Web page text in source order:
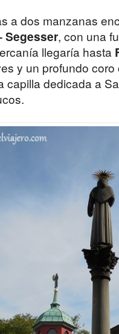
a dos manzanas
Segesser, con una
llegaría hasta
y un profundo
capilla dedicada a